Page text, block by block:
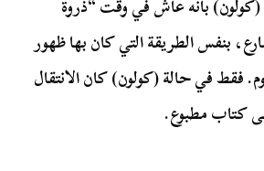
بأنه عاش في وقت “ذروة
بنفس الطريقة التي كان بها ظهور
فقط في حالة (كولون) كان الانتقال
كتاب مطبوع.